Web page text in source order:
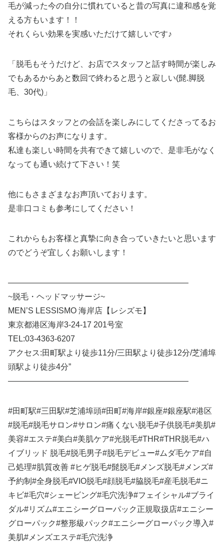
毛が減った今の自分に慣れていると昔の写真に違和感を覚
える方もいます！！
それくらい効果を実感いただけて嬉しいです♪
「脱毛もそうだけど、お店でスタッフと話す時間が楽しみ
でもあるからあと数回で終わると思うと寂しい(髭.脚脱
毛、30代)」
こちらはスタッフとの会話を楽しみにしてくださってるお
客様からのお声になります。
私達も楽しい時間を共有できて嬉しいので、是非毛がなく
なっても通い続けて下さい！笑
他にもさまざまなお声頂いております。
是非口コミも参考にしてください！
これからもお客様と真摯に向き合っていきたいと思います
のでどうぞ宜しくお願いします！
——————————————————————–
~脱毛・ヘッドマッサージ~
MEN’S LESSISMO 海岸店【レシズモ】
東京都港区海岸3-24-17 201号室
TEL:03-4363-6207
アクセス:田町駅より徒歩11分/三田駅より徒歩12分/芝浦埠
頭駅より徒歩4分”
——————————————————————–
#田町駅#三田駅#芝浦埠頭#田町#海岸#銀座#銀座駅#港区
#脱毛#脱毛サロン#サロン#痛くない脱毛#子供脱毛#美肌#
美容#エステ#美白#美肌ケア#光脱毛#THR#THR脱毛#ハ
イブリッド 脱毛#脱毛男子#脱毛デビュー#ムダ毛ケア#自
己処理#肌質改善 #ヒゲ脱毛#髭脱毛#メンズ脱毛#メンズ#
予約制#全身脱毛#VIO脱毛#顔脱毛#脇脱毛#産毛脱毛#ニ
キビ#毛穴#シェービング#毛穴洗浄#フェイシャル#ブライ
ダル#リズム#エニシーグローパック正規取扱店#エニシー
グローパック#整形級パック#エニシーグローパック導入#
美肌#メンズエステ#毛穴洗浄